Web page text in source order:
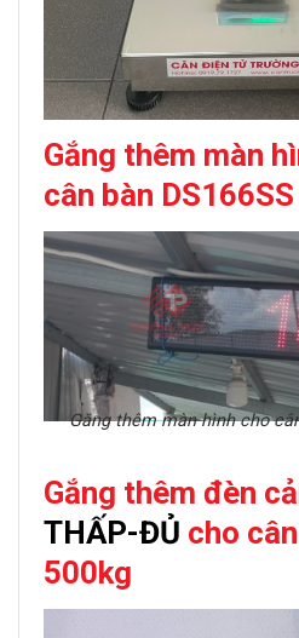
Gắng thêm màn
cân bàn
Găng thêm màn hình cho
Gắng thêm đèn
THẤP-ĐỦ cho c
500kg